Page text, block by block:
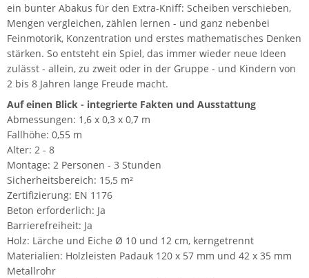
ein bunter Abakus für den Extra-Kniff: Scheiben verschieben,
Mengen vergleichen, zählen lernen - und ganz nebenbei
Feinmotorik, Konzentration und erstes mathematisches Denken
stärken. So entsteht ein Spiel, das immer wieder neue Ideen
zulässt - allein, zu zweit oder in der Gruppe - und Kindern von
2 bis 8 Jahren lange Freude macht.
Auf einen Blick - integrierte Fakten und Ausstattung
Abmessungen: 1,6 x 0,3 x 0,7 m
Fallhöhe: 0,55 m
Alter: 2 - 8
Montage: 2 Personen - 3 Stunden
Sicherheitsbereich: 15,5 m²
Zertifizierung: EN 1176
Beton erforderlich: Ja
Barrierefreiheit: Ja
Holz: Lärche und Eiche Ø 10 und 12 cm, kerngetrennt
Materialien: Holzleisten Padauk 120 x 57 mm und 42 x 35 mm
Metallrohr